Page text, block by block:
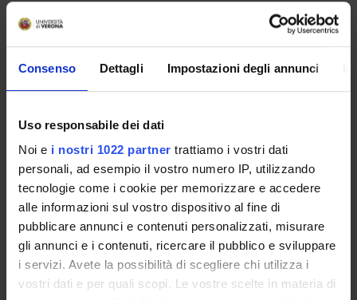
Consenso Dettagli Impostazioni degli annunci
Uso responsabile dei dati
Noi e i nostri 1022 partner trattiamo i vostri dati
personali, ad esempio il vostro numero IP, utilizzando
tecnologie come i cookie per memorizzare e accedere
alle informazioni sul vostro dispositivo al fine di
pubblicare annunci e contenuti personalizzati, misurare
gli annunci e i contenuti, ricercare il pubblico e sviluppare
i servizi. Avete la possibilità di scegliere chi utilizza i
vostri dati e per quali scopi. Le vostre scelte in materia di
the idea that in a random-lottery
incentive (RLI) scheme, such as the one we employ, warm
glow accumulates and this may
lead to satiation, whereas purely altruistic motivation does
TITOLO FORMATO (LINGUA, DIMENSIONE, DATA
pdf (it, 280 KB, 03/03/11)
Referente